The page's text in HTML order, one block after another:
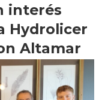
interés
Hydrolicer
Altamar